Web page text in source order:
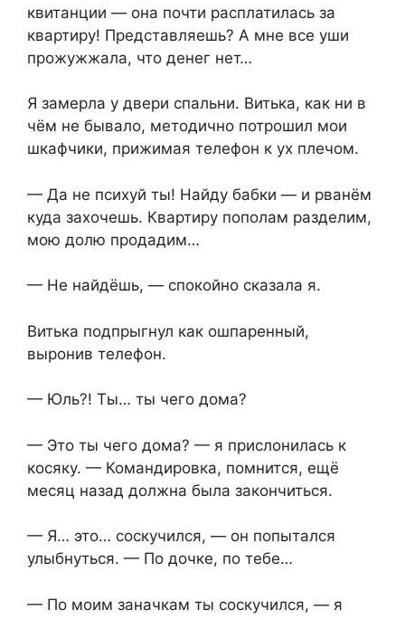
квитанции — она почти расплатилась за
квартиру! Представляешь? А мне все уши
прожужжала, что денег нет…
Я замерла у двери спальни. Витька, как ни в
чём не бывало, методично потрошил мои
шкафчики, прижимая телефон к ух плечом.
— Да не психуй ты! Найду бабки — и рванём
куда захочешь. Квартиру пополам разделим,
мою долю продадим…
— Не найдёшь, — спокойно сказала я.
Витька подпрыгнул как ошпаренный,
выронив телефон.
— Юль?! Ты… ты чего дома?
— Это ты чего дома? — я прислонилась к
косяку. — Командировка, помнится, ещё
месяц назад должна была закончиться.
— Я… это… соскучился, — он попытался
улыбнуться. — По дочке, по тебе…
— По моим заначкам ты соскучился, — я